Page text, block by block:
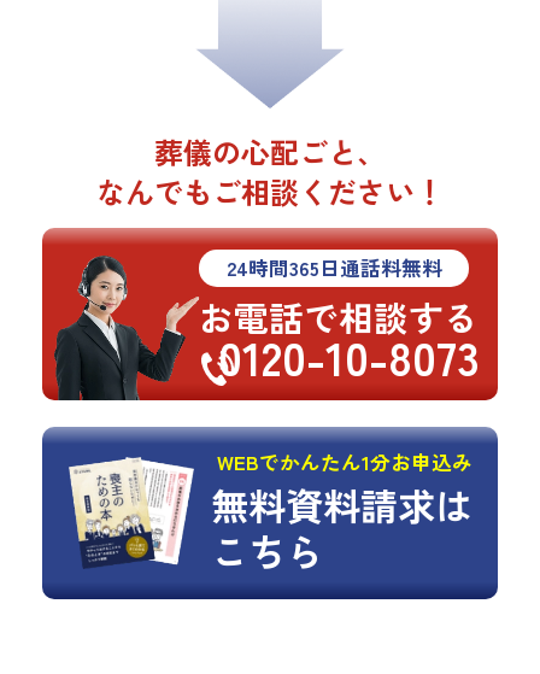
葬儀の心配ごと、
なんでもご相談ください！
24時間365日通話料無料
お電話で相談する
0120-10-8073
WEBでかんたん1分お申込み
無料資料請求は
こちら